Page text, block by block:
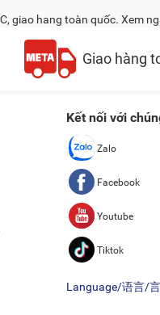
giao hang toàn quốc. Xem
Giao hàng
Kết nối với
Zalo
Facebook
Youtube
Tiktok
Language/语言/